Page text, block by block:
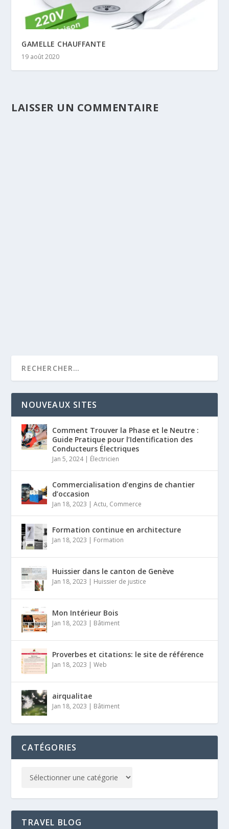
GAMELLE CHAUFFANTE
19 août 2020
LAISSER UN COMMENTAIRE
NOUVEAUX SITES
Comment Trouver la Phase et le Neutre :
Guide Pratique pour l’Identification des
Conducteurs Électriques
Jan 5, 2024| Électricien
Commercialisation d’engins de chantier
d’occasion
Jan 18, 2023 |Actu, Commerce
Formation continue en architecture
Jan 18, 2023 | Formation
Huissier dans le canton de Genève
Jan 18, 2023 | Huissier de justice
Mon Intérieur Bois
Jan 18, 2023 | Bâtiment
Proverbes et citations: le site de référence
Jan 18, 2023 |Web
airqualitae
Jan 18, 2023 | Bâtiment
CATÉGORIES
TRAVEL BLOG